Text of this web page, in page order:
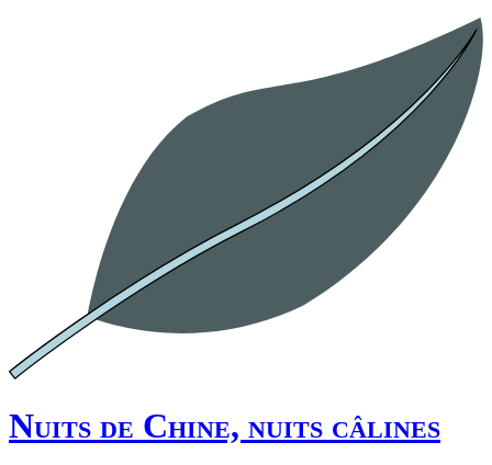
Nuits de Chine, nuits câlines